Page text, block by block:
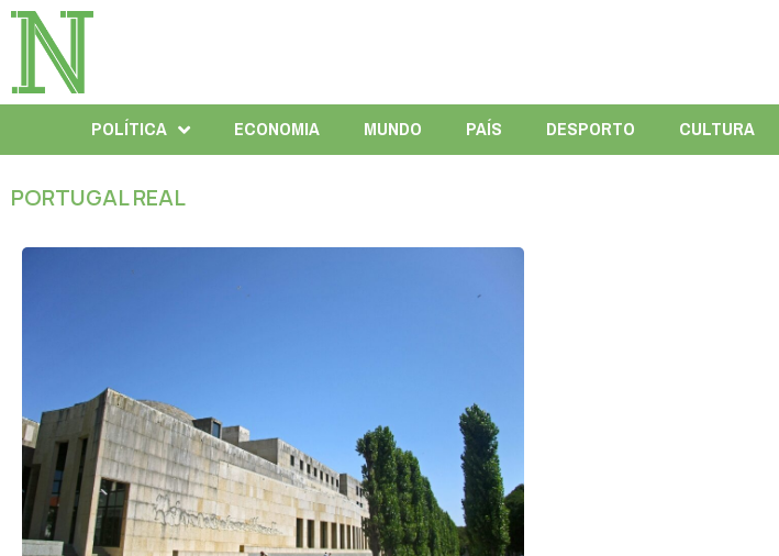
POLÍTICA ECONOMIA MUNDO PAÍS DESPORTO CULTURA
PORTUGAL REAL